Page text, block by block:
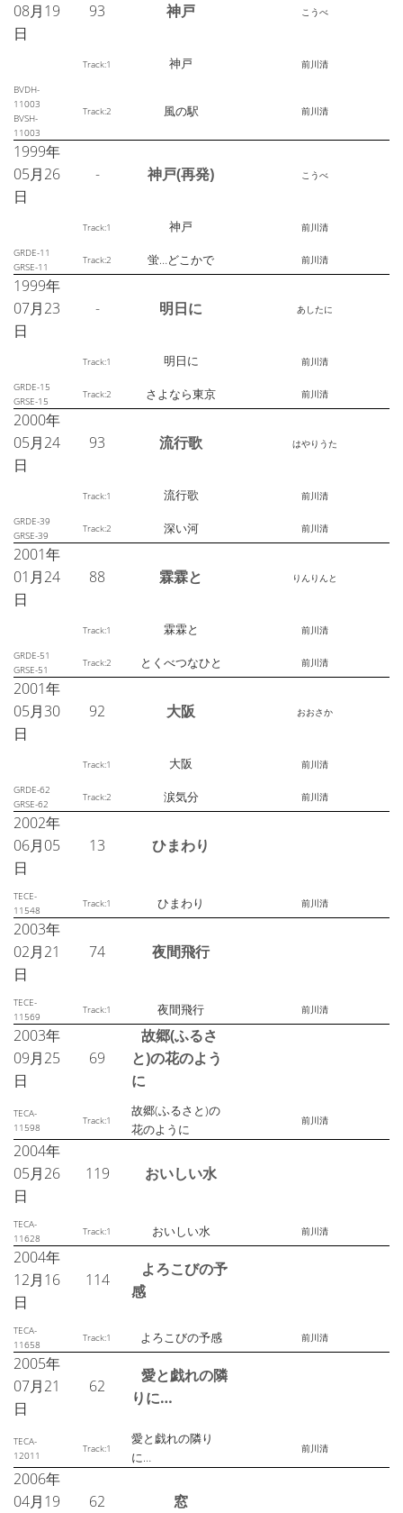
08月19
日
93 神戸 こうべ
Track:1 神戸 前川清
BVDH-
11003
BVSH-
11003
Track:2 風の駅 前川清
1999年
05月26
日
- 神戸(再発) こうべ
Track:1 神戸 前川清
GRDE-11
GRSE-11
Track:2 蛍…どこかで 前川清
1999年
07月23
日
- 明日に あしたに
Track:1 明日に 前川清
GRDE-15
GRSE-15
Track:2 さよなら東京 前川清
2000年
05月24
日
93 流行歌 はやりうた
Track:1 流行歌 前川清
GRDE-39
GRSE-39
Track:2 深い河 前川清
2001年
01月24
日
88 霖霖と りんりんと
Track:1 霖霖と 前川清
GRDE-51
GRSE-51
Track:2 とくべつなひと 前川清
2001年
05月30
日
92 大阪 おおさか
Track:1 大阪 前川清
GRDE-62
GRSE-62
Track:2 涙気分 前川清
2002年
06月05
日
13 ひまわり
TECE-
11548
Track:1 ひまわり 前川清
2003年
02月21
日
74 夜間飛行
TECE-
11569
Track:1 夜間飛行 前川清
2003年
09月25
日
69
故郷(ふるさ
と)の花のよう
に
TECA-
11598
Track:1
故郷(ふるさと)の
花のように
前川清
2004年
05月26
日
119 おいしい水
TECA-
11628
Track:1 おいしい水 前川清
2004年
12月16
日
114
よろこびの予
感
TECA-
11658
Track:1 よろこびの予感 前川清
2005年
07月21
日
62
愛と戯れの隣
りに…
TECA-
12011
Track:1
愛と戯れの隣り
に…
前川清
2006年
04月19
62 窓